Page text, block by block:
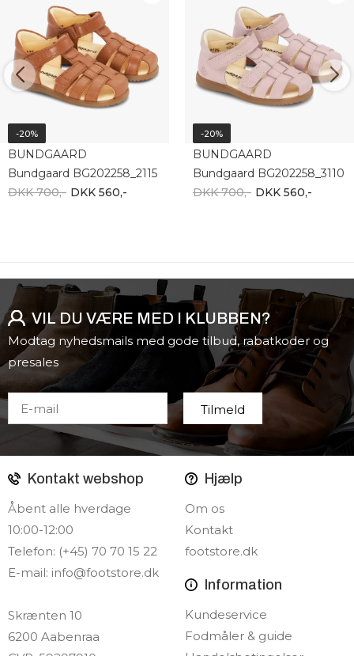
-20%
BUNDGAARD
Bundgaard BG202258_2115
DKK 700,- DKK 560,-
-20%
BUNDGAARD
Bundgaard BG202258_3110
DKK 700,- DKK 560,-
VIL DU VÆRE MED I KLUBBEN?
Modtag nyhedsmails med gode tilbud, rabatkoder og
presales
Kontakt webshop
Åbent alle hverdage
10:00-12:00
Telefon: (+45) 70 70 15 22
E-mail: info@footstore.dk
Skrænten 10
6200 Aabenraa
Hjælp
Om os
Kontakt
footstore.dk
Information
Kundeservice
Fodmåler & guide